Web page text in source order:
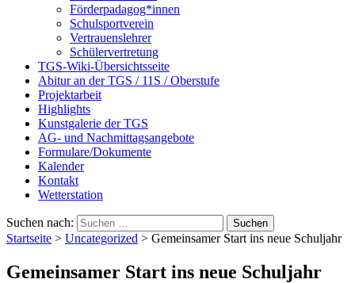
Förderpadagog*innen
Schulsportverein
Vertrauenslehrer
Schülervertretung
TGS-Wiki-Übersichtsseite
Abitur an der TGS / 11S / Oberstufe
Projektarbeit
Highlights
Kunstgalerie der TGS
AG- und Nachmittagsangebote
Formulare/Dokumente
Kalender
Kontakt
Wetterstation
Suchen nach:
Startseite > Uncategorized > Gemeinsamer Start ins neue Schuljahr
Gemeinsamer Start ins neue Schuljahr